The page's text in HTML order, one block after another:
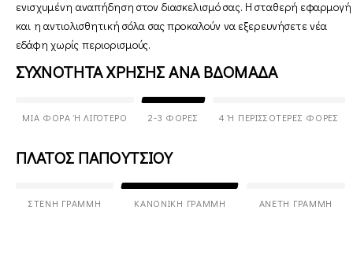
ενισχυμένη αναπήδηση στον διασκελισμό σας. Η σταθερή εφαρμογή
και η αντιολισθητική σόλα σας προκαλούν να εξερευνήσετε νέα
εδάφη χωρίς περιορισμούς.
ΣΥΧΝΟΤΗΤΑ ΧΡΗΣΗΣ ΑΝΑ ΒΔΟΜΑΔΑ
ΜΊΑ ΦΟΡΆ Ή ΛΙΓΌΤΕΡΟ 2-3 ΦΟΡΈΣ 4 Ή ΠΕΡΙΣΣΌΤΕΡΕΣ ΦΟΡΈΣ
ΠΛΑΤΟΣ ΠΑΠΟΥΤΣΙΟΥ
ΣΤΕΝΉ ΓΡΑΜΜΉ ΚΑΝΟΝΙΚΉ ΓΡΑΜΜΉ ΆΝΕΤΗ ΓΡΑΜΜΉ